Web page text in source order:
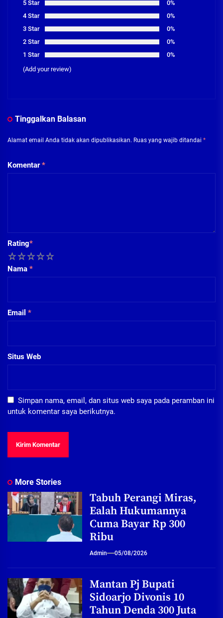
5 Star
0%
4 Star
0%
3 Star
0%
2 Star
0%
1 Star
0%
(Add your review)
Tinggalkan Balasan
Alamat email Anda tidak akan dipublikasikan. Ruas yang wajib ditandai *
Komentar*
Rating*
5
4
3
2
Nama *
Email *
Situs Web
Simpan nama, email, dan situs web saya pada peramban ini
untuk komentar saya berikutnya.
More Stories
Tabuh Perangi Miras,
Ealah Hukumannya
Cuma Bayar Rp 300
Ribu
Admin 05/08/2026
Mantan Pj Bupati
Sidoarjo Divonis 10
Tahun Denda 300 Juta